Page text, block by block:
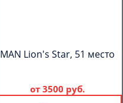
MAN Lion's Star, 51 место
от 3500 руб.